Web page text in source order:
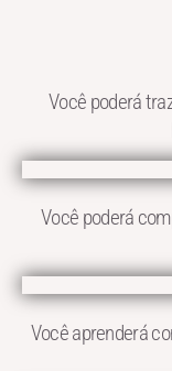
Você poderá
Você poderá
Você aprenderá